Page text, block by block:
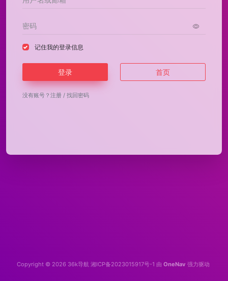
记住我的登录信息
登录 首页
没有账号？ 注册 / 找回密码
Copyright © 2026 36k导航 湘ICP备2023015917号-1 由 OneNav 强力驱动